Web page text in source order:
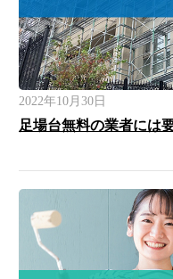
2022年10月30日
足場台無料の業者には